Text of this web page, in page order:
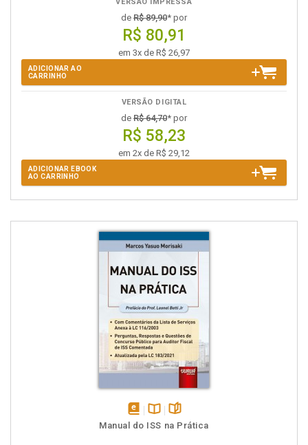
de R$ 89,90* por
R$ 80,91
em 3x de R$ 26,97
ADICIONAR AO
CARRINHO
VERSÃO DIGITAL
de R$ 64,70* por
R$ 58,23
em 2x de R$ 29,12
ADICIONAR EBOOK
AO CARRINHO
disponívelDisponível
páginas
Manual do ISS na Prática